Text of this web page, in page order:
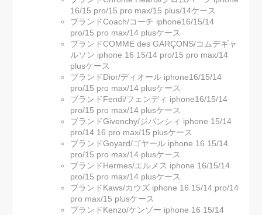
16/15 pro/15 pro max/15 plus/14ケース
ブランドCoach/コーチ iphone16/15/14
pro/15 pro max/14 plusケース
ブランドCOMME des GARÇONS/コムデギャ
ルソン iphone 16 15/14 pro/15 pro max/14
plusケース
ブランドDior/ディオール iphone16/15/14
pro/15 pro max/14 plusケース
ブランドFendi/フェンディ iphone16/15/14
pro/15 pro max/14 plusケース
ブランドGivenchy/ジバンシィ iphone 15/14
pro/14 16 pro max/15 plusケース
ブランドGoyard/ゴヤール iphone 16 15/14
pro/15 pro max/14 plusケース
ブランドHermes/エルメス iphone 16/15/14
pro/15 pro max/14 plusケース
ブランドKaws/カウズ iphone 16 15/14 pro/14
pro max/15 plusケース
ブランドKenzo/ケンゾー iphone 16 15/14